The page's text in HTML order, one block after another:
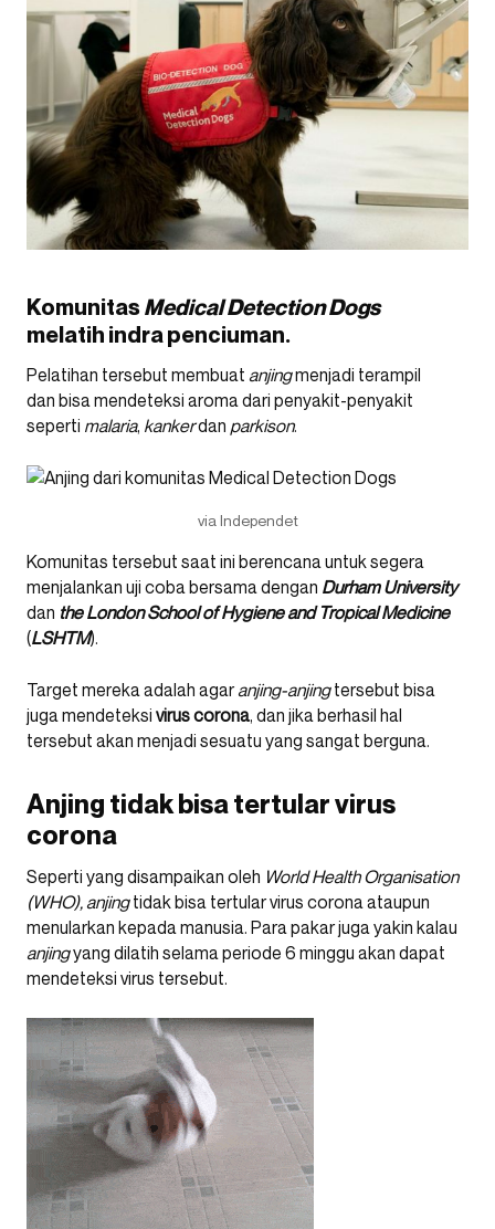
KomunitasMedical Detection Dogs
melatih indra penciuman.
Pelatihan tersebut membuat anjingmenjadi terampil
dan bisa mendeteksi aroma dari penyakit-penyakit
seperti malaria, kankerdan parkison.
via Independet
Komunitas tersebut saat ini berencana untuk segera
menjalankan uji coba bersama dengan Durham University
dan the London School of Hygiene and Tropical Medicine
(LSHTM).
Target mereka adalah agaranjing-anjingtersebut bisa
juga mendeteksi viruscorona, dan jika berhasil hal
tersebut akan menjadi sesuatu yang sangat berguna.
Anjing tidak bisa tertular virus
corona
Seperti yang disampaikan oleh World Health Organisation
(WHO),anjingtidak bisa tertular virus corona ataupun
menularkan kepada manusia. Para pakar juga yakin kalau
anjingyang dilatih selama periode 6 minggu akan dapat
mendeteksi virus tersebut.